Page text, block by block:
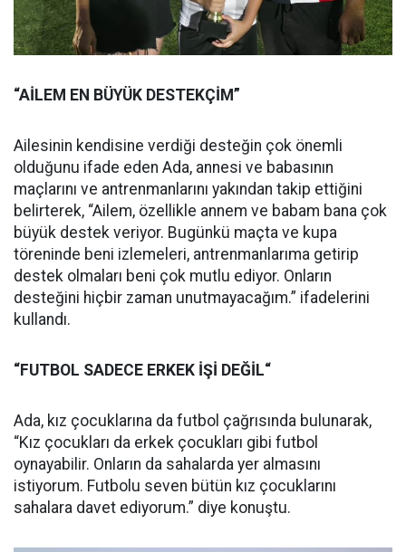
“AİLEM EN BÜYÜK DESTEKÇİM”
Ailesinin kendisine verdiği desteğin çok önemli
olduğunu ifade eden Ada, annesi ve babasının
maçlarını ve antrenmanlarını yakından takip ettiğini
belirterek, “Ailem, özellikle annem ve babam bana çok
büyük destek veriyor. Bugünkü maçta ve kupa
töreninde beni izlemeleri, antrenmanlarıma getirip
destek olmaları beni çok mutlu ediyor. Onların
desteğini hiçbir zaman unutmayacağım.” ifadelerini
kullandı.
“FUTBOL SADECE ERKEK İŞİ DEĞİL“
Ada, kız çocuklarına da futbol çağrısında bulunarak,
“Kız çocukları da erkek çocukları gibi futbol
oynayabilir. Onların da sahalarda yer almasını
istiyorum. Futbolu seven bütün kız çocuklarını
sahalara davet ediyorum.” diye konuştu.